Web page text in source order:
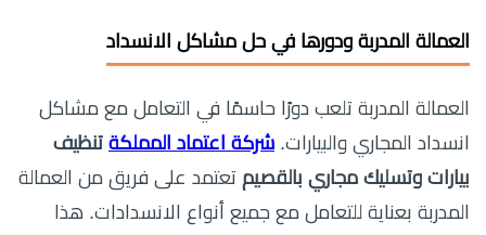
العمالة المدربة ودورها في حل مشاكل الانسداد
العمالة المدربة تلعب دورًا حاسمًا في التعامل مع مشاكل
انسداد المجاري والبيارات. شركة اعتماد المملكة تنظيف
بيارات وتسليك مجاري بالقصيم تعتمد على فريق من العمالة
المدربة بعناية للتعامل مع جميع أنواع الانسدادات. هذا